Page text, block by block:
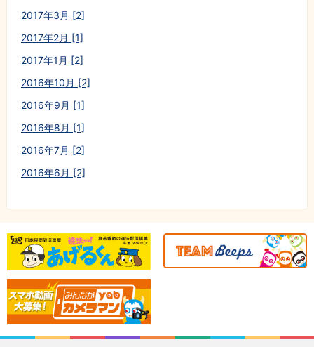
2017年3月 [2]
2017年2月 [1]
2017年1月 [2]
2016年10月 [2]
2016年9月 [1]
2016年8月 [1]
2016年7月 [2]
2016年6月 [2]